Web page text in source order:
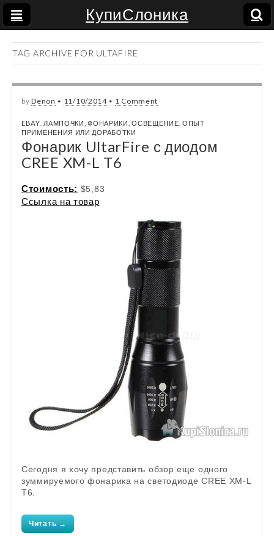
КупиСлоника
TAG ARCHIVE FOR ULTAFIRE
byDenon • 11/10/2014• 1 Comment
EBAY ЛАМПОЧКИ, ФОНАРИКИ, ОСВЕЩЕНИЕ ОПЫТ
ПРИМЕНЕНИЯ ИЛИ ДОРАБОТКИ
Фонарик UltarFire с диодом
CREE XM-L T6
Стоимость: $5,83
Ссылка на товар
Сегодня я хочу представить обзор еще одного
зуммируемого фонарика на светодиоде CREE XM-L
T6.
Читать →